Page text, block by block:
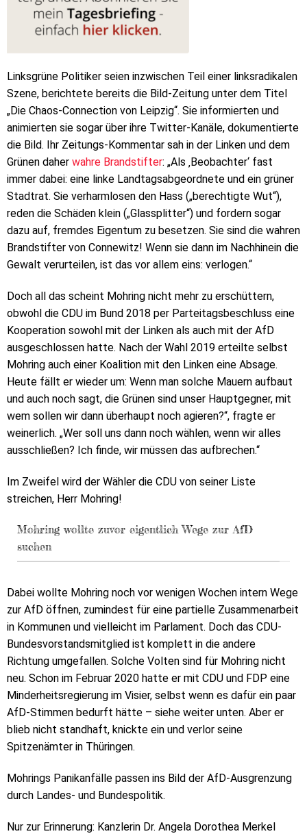
Linksgrüne Politiker seien inzwischen Teil einer linksradikalen
Szene, berichtete bereits die Bild-Zeitung unter dem Titel
„Die Chaos-Connection von Leipzig“. Sie informierten und
animierten sie sogar über ihre Twitter-Kanäle, dokumentierte
die Bild. Ihr Zeitungs-Kommentar sah in der Linken und dem
Grünen daher wahre Brandstifter: „Als ‚Beobachter‘ fast
immer dabei: eine linke Landtagsabgeordnete und ein grüner
Stadtrat. Sie verharmlosen den Hass („berechtigte Wut“),
reden die Schäden klein („Glassplitter“) und fordern sogar
dazu auf, fremdes Eigentum zu besetzen. Sie sind die wahren
Brandstifter von Connewitz! Wenn sie dann im Nachhinein die
Gewalt verurteilen, ist das vor allem eins: verlogen.“
Doch all das scheint Mohring nicht mehr zu erschüttern,
obwohl die CDU im Bund 2018 per Parteitagsbeschluss eine
Kooperation sowohl mit der Linken als auch mit der AfD
ausgeschlossen hatte. Nach der Wahl 2019 erteilte selbst
Mohring auch einer Koalition mit den Linken eine Absage.
Heute fällt er wieder um: Wenn man solche Mauern aufbaut
und auch noch sagt, die Grünen sind unser Hauptgegner, mit
wem sollen wir dann überhaupt noch agieren?“, fragte er
weinerlich. „Wer soll uns dann noch wählen, wenn wir alles
ausschließen? Ich finde, wir müssen das aufbrechen.“
Im Zweifel wird der Wähler die CDU von seiner Liste
streichen, Herr Mohring!
Mohring wollte zuvor eigentlich Wege zur AfD
suchen
Dabei wollte Mohring noch vor wenigen Wochen intern Wege
zur AfD öffnen, zumindest für eine partielle Zusammenarbeit
in Kommunen und vielleicht im Parlament. Doch das CDU-
Bundesvorstandsmitglied ist komplett in die andere
Richtung umgefallen. Solche Volten sind für Mohring nicht
neu. Schon im Februar 2020 hatte er mit CDU und FDP eine
Minderheitsregierung im Visier, selbst wenn es dafür ein paar
AfD-Stimmen bedurft hätte – siehe weiter unten. Aber er
blieb nicht standhaft, knickte ein und verlor seine
Spitzenämter in Thüringen.
Mohrings Panikanfälle passen ins Bild der AfD-Ausgrenzung
durch Landes- und Bundespolitik.
Nur zur Erinnerung: Kanzlerin Dr. Angela Dorothea Merkel